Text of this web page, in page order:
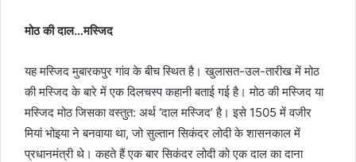
मोठ की दाल…मस्जिद
यह मस्जिद मुबारकपुर गांव के बीच स्थित है। खुलासत-उल-तारीख में मोठ
की मस्जिद के बारे में एक दिलचस्प कहानी बताई गई है। मोठ की मस्जिद या
मस्जिद मोठ जिसका वस्तुत: अर्थ ‘दाल मस्जिद’ है। इसे 1505 में वजीर
मियां भोइया ने बनवाया था, जो सुल्तान सिकंदर लोदी के शासनकाल में
प्रधानमंत्री थे। कहते हैं एक बार सिकंदर लोदी को एक दाल का दाना